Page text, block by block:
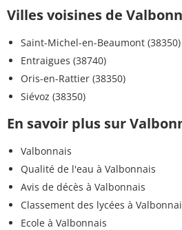
Villes voisines de
Saint-Michel-en-Beaumont (38350)
Entraigues (38740)
Oris-en-Rattier (38350)
Siévoz (38350)
En savoir plus sur
Valbonnais
Qualité de l'eau à Valbonnais
Avis de décès à Valbonnais
Classement des lycées à
Ecole à Valbonnais